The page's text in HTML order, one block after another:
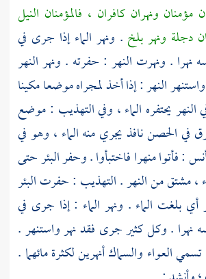
مؤمنان ونهران كافران ، فالمؤمنان النيل
دجلة ونهر بلخ . ونهر الماء إذا جرى في
. ونهرت النهر : حفرته . ونهر النهر
النهر : إذا أخذ لمجراه موضعا مكينا
يحتفره الماء ، وفي التهذيب : موضع
في الحصن نافذ يجري منه الماء ، وهو في
: فأتوا منهرا فاختبأوا . وحفر البئر حتى
، مشتق من النهر . التهذيب : حفرت البئر
أي بلغت الماء . ونهر الماء : إذا جرى في
. وكل كثير جرى فقد نهر واستنهر .
العواء والسماك أنهرين لكثرة مائهما .